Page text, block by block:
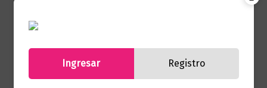
Páginas 816
Autor Stephen Chbosky
Ingresar Registro